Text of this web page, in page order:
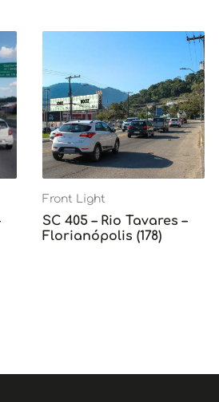
Front Light
SC 405 – Rio Tavares –
Florianópolis (178)